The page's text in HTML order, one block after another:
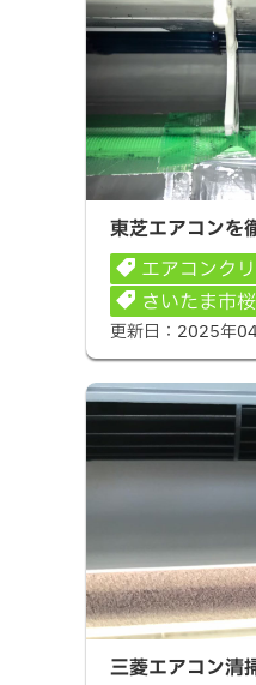
東芝エアコンを徹
東芝エアコンを
エアコンク
さいたま市
更新日： 2025年
三菱エアコン清掃
三菱エアコン清